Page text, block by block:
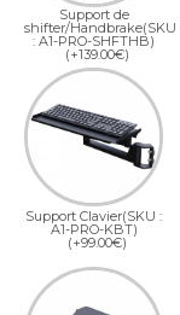
Support de
shifter/Handbrake(SKU
: A1-PRO-SHFTHB)
(+139.00€)
Support Clavier(SKU :
A1-PRO-KBT)
(+99.00€)